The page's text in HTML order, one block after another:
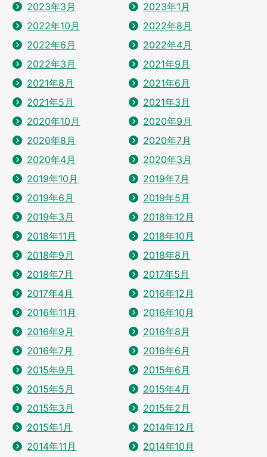
2023年3月
2023年1月
2022年10月
2022年8月
2022年6月
2022年4月
2022年3月
2021年9月
2021年8月
2021年6月
2021年5月
2021年3月
2020年10月
2020年9月
2020年8月
2020年7月
2020年4月
2020年3月
2019年10月
2019年7月
2019年6月
2019年5月
2019年3月
2018年12月
2018年11月
2018年10月
2018年9月
2018年8月
2018年7月
2017年5月
2017年4月
2016年12月
2016年11月
2016年10月
2016年9月
2016年8月
2016年7月
2016年6月
2015年9月
2015年6月
2015年5月
2015年4月
2015年3月
2015年2月
2015年1月
2014年12月
2014年11月
2014年10月